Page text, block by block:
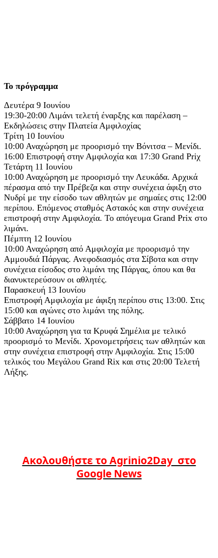
Το πρόγραμμα
Δευτέρα 9 Ιουνίου
19:30-20:00 Λιμάνι τελετή έναρξης και παρέλαση –
Εκδηλώσεις στην Πλατεία Αμφιλοχίας
Τρίτη 10 Ιουνίου
10:00 Αναχώρηση με προορισμό την Βόνιτσα – Μενίδι.
16:00 Επιστροφή στην Αμφιλοχία και 17:30 Grand Priχ
Τετάρτη 11 Ιουνίου
10:00 Αναχώρηση με προορισμό την Λευκάδα. Αρχικά
πέρασμα από την Πρέβεζα και στην συνέχεια άφιξη στο
Νυδρί με την είσοδο των αθλητών με σημαίες στις 12:00
περίπου. Επόμενος σταθμός Αστακός και στην συνέχεια
επιστροφή στην Αμφιλοχία. Το απόγευμα Grand Prix στο
λιμάνι.
Πέμπτη 12 Ιουνίου
10:00 Αναχώρηση από Αμφιλοχία με προορισμό την
Αμμουδιά Πάργας. Ανεφοδιασμός στα Σίβοτα και στην
συνέχεια είσοδος στο λιμάνι της Πάργας, όπου και θα
διανυκτερεύσουν οι αθλητές.
Παρασκευή 13 Ιουνίου
Επιστροφή Αμφιλοχία με άφιξη περίπου στις 13:00. Στις
15:00 και αγώνες στο λιμάνι της πόλης.
Σάββατο 14 Ιουνίου
10:00 Αναχώρηση για τα Κρυφά Σημέλια με τελικό
προορισμό το Μενίδι. Χρονομετρήσεις των αθλητών και
στην συνέχεια επιστροφή στην Αμφιλοχία. Στις 15:00
τελικός του Μεγάλου Grand Rix και στις 20:00 Τελετή
Λήξης.
Ακολουθήστε το Agrinio2Day στο
Google News